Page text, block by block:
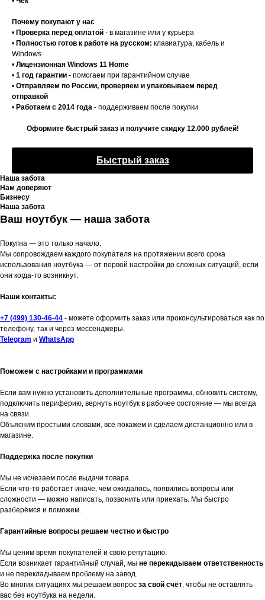
Почему покупают у нас
• Проверка перед оплатой - в магазине или у курьера
• Полностью готов к работе на русском: клавиатура, кабель и
Windows
• Лицензионная Windows 11 Home
• 1 год гарантии - помогаем при гарантийном случае
• Отправляем по России, проверяем и упаковываем перед
отправкой
• Работаем с 2014 года - поддерживаем после покупки
Оформите быстрый заказ и получите скидку 12.000 рублей!
Быстрый заказ
Наша забота
Нам доверяют
Бизнесу
Наша забота
Ваш ноутбук — наша забота
Покупка — это только начало.
Мы сопровождаем каждого покупателя на протяжении всего срока
использования ноутбука — от первой настройки до сложных ситуаций, если
они когда-то возникнут.
Наши контакты:
+7 (499) 130-46-44 - можете оформить заказ или проконсультироваться как по
телефону, так и через мессенджеры.
Telegram и WhatsApp
Поможем с настройками и программами
Если вам нужно установить дополнительные программы, обновить систему,
подключить периферию, вернуть ноутбук в рабочее состояние — мы всегда
на связи.
Объясним простыми словами, всё покажем и сделаем дистанционно или в
магазине.
Поддержка после покупки
Мы не исчезаем после выдачи товара.
Если что-то работает иначе, чем ожидалось, появились вопросы или
сложности — можно написать, позвонить или приехать. Мы быстро
разберёмся и поможем.
Гарантийные вопросы решаем честно и быстро
Мы ценим время покупателей и свою репутацию.
Если возникает гарантийный случай, мы не перекидываем ответственность
и не перекладываем проблему на завод.
Во многих ситуациях мы решаем вопрос за свой счёт, чтобы не оставлять
вас без ноутбука на недели.